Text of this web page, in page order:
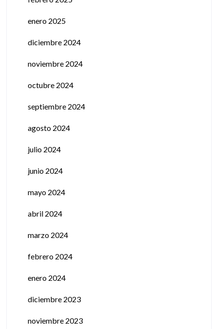
enero 2025
diciembre 2024
noviembre 2024
octubre 2024
septiembre 2024
agosto 2024
julio 2024
junio 2024
mayo 2024
abril 2024
marzo 2024
febrero 2024
enero 2024
diciembre 2023
noviembre 2023